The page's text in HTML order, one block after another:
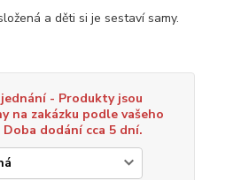
a děti si je sestaví samy.
- Produkty jsou
na zakázku podle vašeho
Doba dodání cca 5 dní.